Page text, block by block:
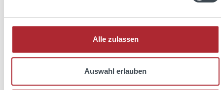
Alle zulassen
Auswahl erlauben
Limoncello DiCapri 1l 30% Vol.